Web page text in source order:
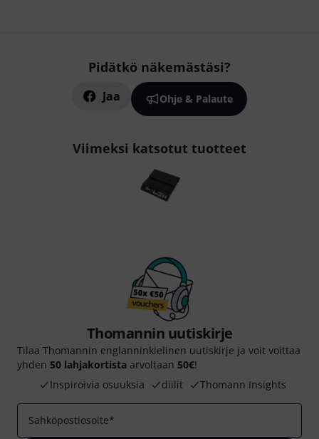
Pidätkö näkemästäsi?
Jaa Ohje & Palaute
Viimeksi katsotut tuotteet
Thomannin uutiskirje
Tilaa Thomannin englanninkielinen uutiskirje ja voit voittaa
yhden 50 lahjakortista arvoltaan 50€!
Inspiroivia osuuksia
diilit Thomann Insights
Sahköpostiosoite*